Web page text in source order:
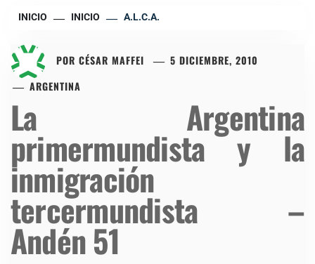
INICIO INICIO A.L.C.A.
POR CÉSAR MAFFEI
5 DICIEMBRE, 2010
ARGENTINA
La Argentina
primermundista y la
inmigración
tercermundista –
Andén 51